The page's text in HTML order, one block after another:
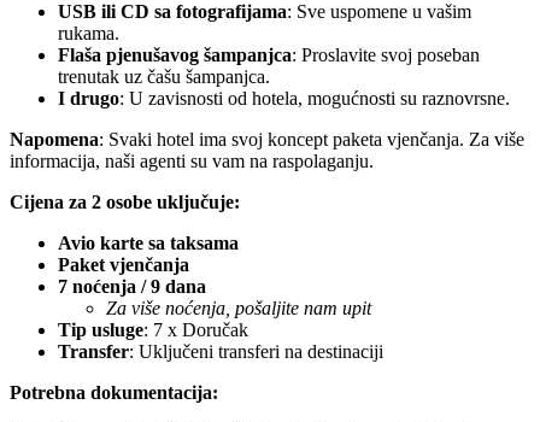
USB ili CD sa fotografijama: Sve uspomene u vašim
rukama.
Flaša pjenušavog šampanjca: Proslavite svoj poseban
trenutak uz čašu šampanjca.
I drugo: U zavisnosti od hotela, mogućnosti su raznovrsne.
Napomena: Svaki hotel ima svoj koncept paketa vjenčanja. Za više
informacija, naši agenti su vam na raspolaganju.
Cijena za 2 osobe uključuje:
Avio karte sa taksama
Paket vjenčanja
7 noćenja / 9 dana
Za više noćenja, pošaljite nam upit
Tip usluge: 7 x Doručak
Transfer: Uključeni transferi na destinaciji
Potrebna dokumentacija: